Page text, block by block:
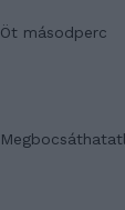
Öt másodperc